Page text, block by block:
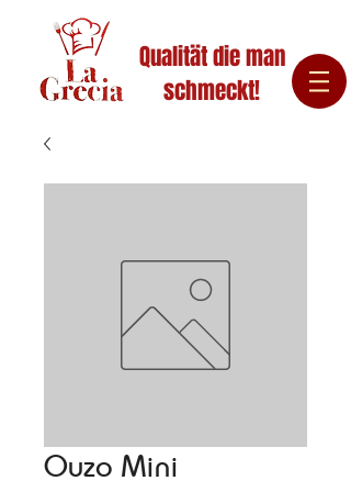
Qualität die man
schmeckt!
Ouzo Mini